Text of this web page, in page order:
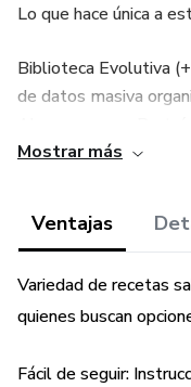
Lo que hace única a
Biblioteca Evolutiva
de datos masiva
que crece con el tiempo
tienes a la mano (ej:
filtrará
.
Mostrar más
Ventajas
Variedad de recetas
quienes buscan
Fácil de seguir: